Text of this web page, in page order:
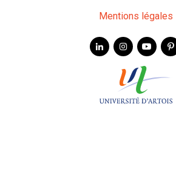
Mentions légales